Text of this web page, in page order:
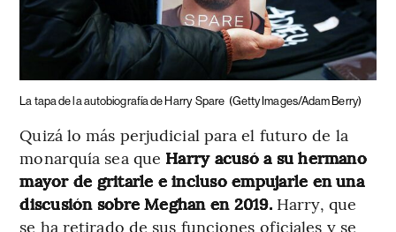
La tapa de la autobiografía de Harry Spare (Getty Images/Adam Berry)
Quizá lo más perjudicial para el futuro de la
monarquía sea que Harry acusó a su hermano
mayor de gritarle e incluso empujarle en una
discusión sobre Meghan en 2019. Harry, que
se ha retirado de sus funciones oficiales y se